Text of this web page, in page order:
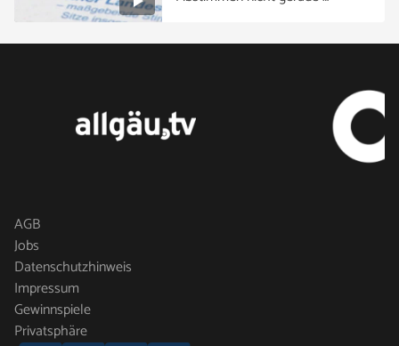
AGB
Jobs
Datenschutzhinweis
Impressum
Gewinnspiele
Privatsphäre